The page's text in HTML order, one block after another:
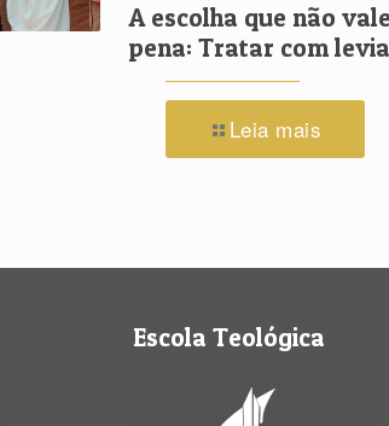
A escolha que não
pena: Tratar com
Leia mais
Escola Teológica